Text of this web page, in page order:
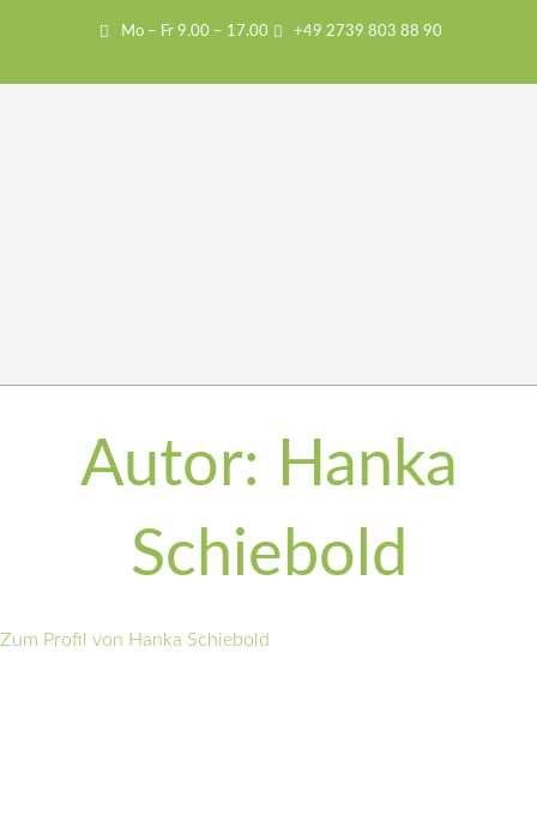
Mo – Fr 9.00 – 17.00 +49 2739 803 88 90
Autor: Hanka
Schiebold
Zum Profil von Hanka Schiebold